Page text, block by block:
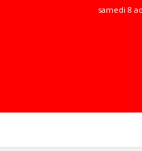
samedi 8